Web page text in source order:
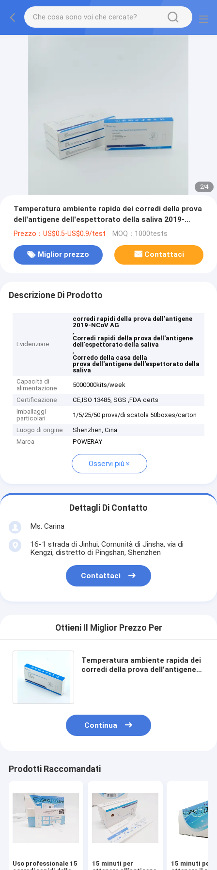
3/4
Temperatura ambiente rapida dei corredi della prova
dell'antigene dell'espettorato della saliva 2019-
NCoV AG
Prezzo：US$0.5-US$0.9/test MOQ：1000tests
Miglior prezzo Contattaci
Descrizione Di Prodotto
Evidenziare
corredi rapidi della prova dell'antigene
2019-NCoV AG
,
Corredi rapidi della prova dell'antigene
dell'espettorato della saliva
,
Corredo della casa della
prova dell'antigene dell'espettorato della
saliva
Capacità di
alimentazione
5000000kits/week
Certificazione
CE,ISO 13485, SGS ,FDA certs
Imballaggi
particolari
1/5/25/50 prova/di scatola 50boxes/carton
Luogo di origine
Shenzhen, Cina
Marca
POWERAY
Osservi più
Dettagli Di Contatto
Ms. Carina
16-1 strada di Jinhui, Comunità di Jinsha, via di
Kengzi, distretto di Pingshan, Shenzhen
Contattaci
Ottieni Il Miglior Prezzo Per
Temperatura ambiente rapida dei
corredi della prova dell'antigene
Continua
Prodotti Raccomandati
Uso professionale 15
15 minuti per
15 minuti per